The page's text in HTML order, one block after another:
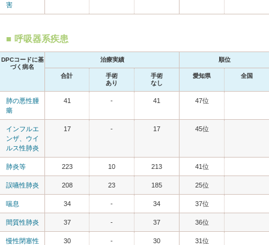
害
呼吸器系疾患
DPCコードに基
づく病名
治療実績 順位
合計
手術
あり
手術
なし
愛知県 全国
肺の悪性腫
瘍
41 - 41 47位
インフルエ
ンザ、ウイ
ルス性肺炎
17 - 17 45位
肺炎等 223 10 213 41位
誤嚥性肺炎 208 23 185 25位
喘息 34 - 34 37位
間質性肺炎 37 - 37 36位
慢性閉塞性
30 - 30 31位